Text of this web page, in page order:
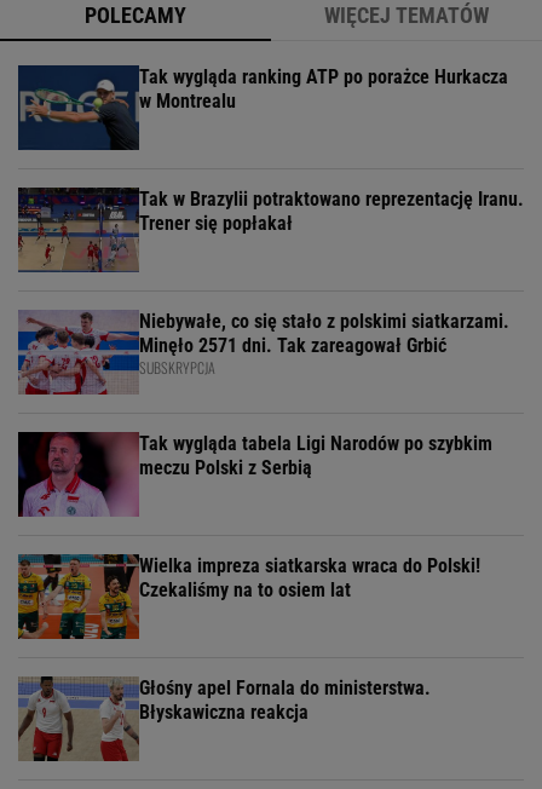
POLECAMY WIĘCEJ TEMATÓW
Tak wygląda ranking ATP po porażce Hurkacza
w Montrealu
Tak w Brazylii potraktowano reprezentację Iranu.
Trener się popłakał
Niebywałe, co się stało z polskimi siatkarzami.
Minęło 2571 dni. Tak zareagował Grbić
SUBSKRYPCJA
Tak wygląda tabela Ligi Narodów po szybkim
meczu Polski z Serbią
Wielka impreza siatkarska wraca do Polski!
Czekaliśmy na to osiem lat
Głośny apel Fornala do ministerstwa.
Błyskawiczna reakcja